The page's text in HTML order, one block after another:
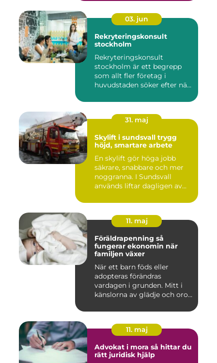
03. jun
Rekryteringskonsult
stockholm
Rekryteringskonsult
stockholm är ett begrepp
som allt fler företag i
huvudstaden söker efter när
31. maj
Skylift i sundsvall trygg
höjd, smartare arbete
En skylift gör höga jobb
säkrare, snabbare och mer
noggranna. I Sundsvall
används liftar dagligen av...
11. maj
Föräldrapenning så
fungerar ekonomin när
familjen växer
När ett barn föds eller
adopteras förändras
vardagen i grunden. Mitt i
känslorna av glädje och oro
11. maj
Advokat i mora så hittar du
rätt juridisk hjälp